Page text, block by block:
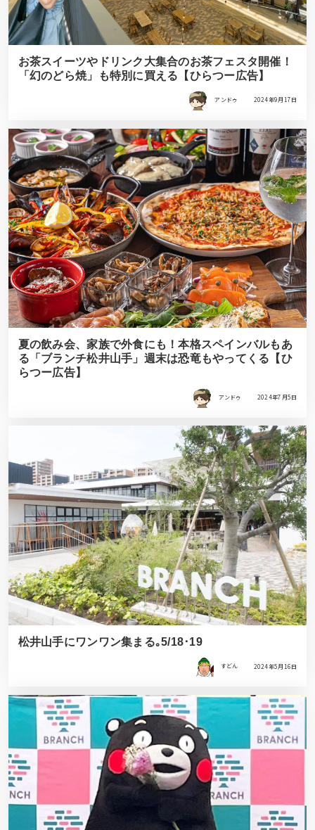
お茶スイーツやドリンク大集合のお茶フェスタ開催！
「幻のどら焼」も特別に買える【ひらつー広告】
アンドゥ 2024年9月17日
夏の飲み会、家族で外食にも！本格スペインバルもあ
る「ブランチ松井山手」週末は恐竜もやってくる【ひ
らつー広告】
アンドゥ 2024年7月5日
松井山手にワンワン集まる｡5/18･19
すどん 2024年5月16日